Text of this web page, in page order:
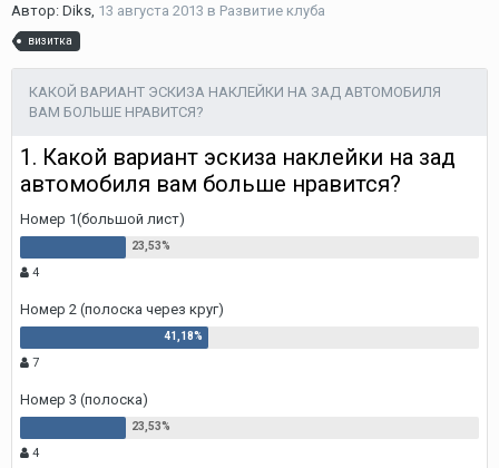
Автор: Diks, 13 августа 2013 в Развитие клуба
визитка
КАКОЙ ВАРИАНТ ЭСКИЗА НАКЛЕЙКИ НА ЗАД АВТОМОБИЛЯ
ВАМ БОЛЬШЕ НРАВИТСЯ?
1. Какой вариант эскиза наклейки на зад
автомобиля вам больше нравится?
Номер 1(большой лист)
4
Номер 2 (полоска через круг)
7
Номер 3 (полоска)
4